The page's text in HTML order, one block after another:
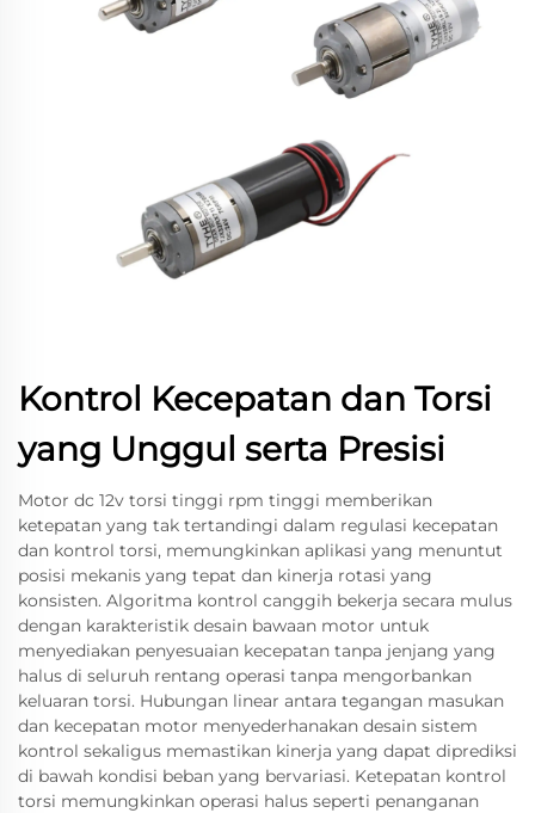
Kontrol Kecepatan dan Torsi
yang Unggul serta Presisi
Motor dc 12v torsi tinggi rpm tinggi memberikan
ketepatan yang tak tertandingi dalam regulasi kecepatan
dan kontrol torsi, memungkinkan aplikasi yang menuntut
posisi mekanis yang tepat dan kinerja rotasi yang
konsisten. Algoritma kontrol canggih bekerja secara mulus
dengan karakteristik desain bawaan motor untuk
menyediakan penyesuaian kecepatan tanpa jenjang yang
halus di seluruh rentang operasi tanpa mengorbankan
keluaran torsi. Hubungan linear antara tegangan masukan
dan kecepatan motor menyederhanakan desain sistem
kontrol sekaligus memastikan kinerja yang dapat diprediksi
di bawah kondisi beban yang bervariasi. Ketepatan kontrol
torsi memungkinkan operasi halus seperti penanganan